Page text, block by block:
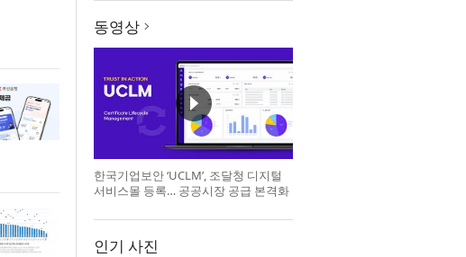
동영상
한국기업보안 ‘UCLM’, 조달청 디지털
서비스몰 등록… 공공시장 공급 본격화
인기 사진